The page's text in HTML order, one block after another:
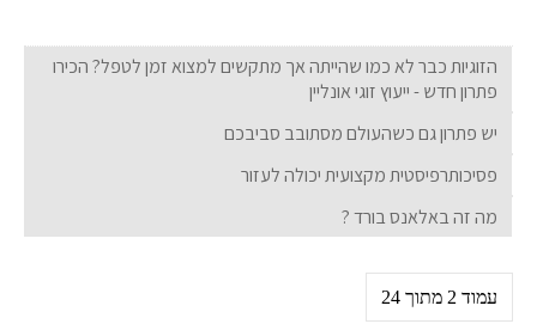
הזוגיות כבר לא כמו שהייתה אך מתקשים למצוא זמן לטפל? הכירו
פתרון חדש - ייעוץ זוגי אונליין
יש פתרון גם כשהעולם מסתובב סביבכם
פסיכותרפיסטית מקצועית יכולה לעזור
מה זה באלאנס בורד ?
עמוד 2 מתוך 24